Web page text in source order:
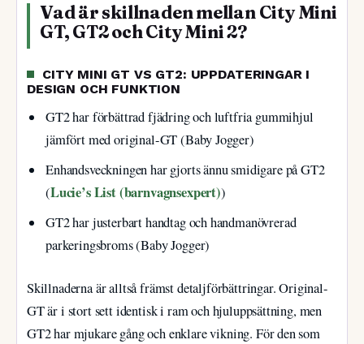
Vad är skillnaden mellan City Mini
GT, GT2 och City Mini 2?
CITY MINI GT VS GT2: UPPDATERINGAR I
DESIGN OCH FUNKTION
GT2 har förbättrad fjädring och luftfria gummihjul
jämfört med original-GT (Baby Jogger)
Enhandsveckningen har gjorts ännu smidigare på GT2
(Lucie’s List (barnvagnsexpert))
GT2 har justerbart handtag och handmanövrerad
parkeringsbroms (Baby Jogger)
Skillnaderna är alltså främst detaljförbättringar. Original-
GT är i stort sett identisk i ram och hjuluppsättning, men
GT2 har mjukare gång och enklare vikning. För den som